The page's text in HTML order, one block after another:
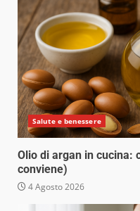
Salute e benessere
Olio di argan in cucina:
conviene)
4 Agosto 2026